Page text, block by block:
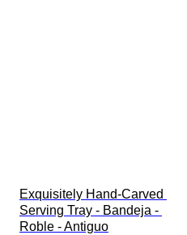
Exquisitely Hand-Carved
Serving Tray - Bandeja -
Roble - Antiguo